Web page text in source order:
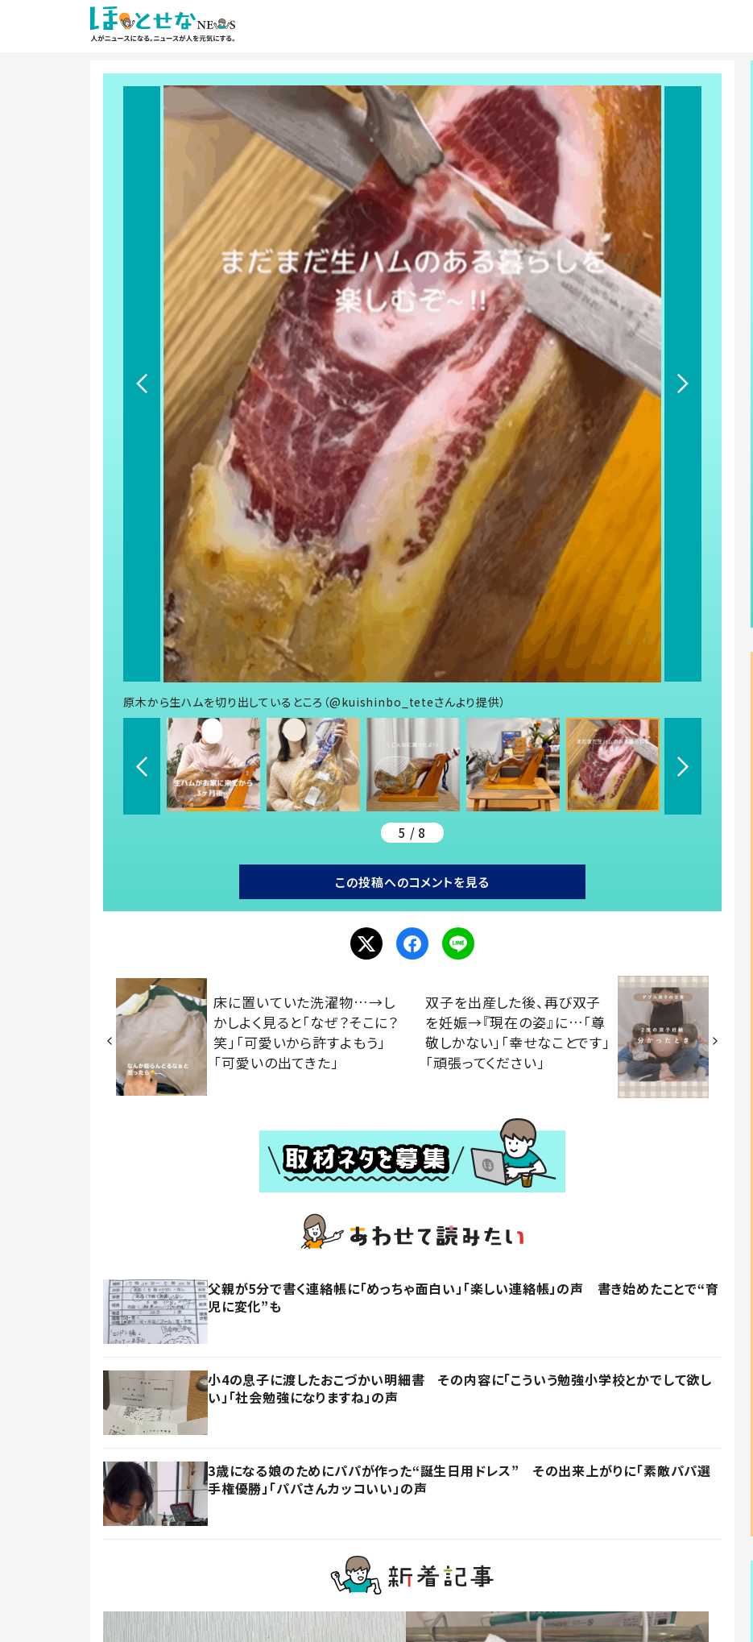
原木から生ハムを切り出しているところ（@kuishinbo_teteさんより提供）
5 / 8
この投稿へのコメントを見る
床に置いていた洗濯物…→し
かしよく見ると「なぜ？そこに？
笑」「可愛いから許すよもう」
「可愛いの出てきた」
双子を出産した後、再び双子
を妊娠→『現在の姿』に…「尊
敬しかない」「幸せなことです」
「頑張ってください」
父親が5分で書く連絡帳に「めっちゃ面白い」「楽しい連絡帳」の声 書き始めたことで“育
児に変化”も
小4の息子に渡したおこづかい明細書 その内容に「こういう勉強小学校とかでして欲し
い」「社会勉強になりますね」の声
3歳になる娘のためにパパが作った“誕生日用ドレス” その出来上がりに「素敵パパ選
手権優勝」「パパさんカッコいい」の声